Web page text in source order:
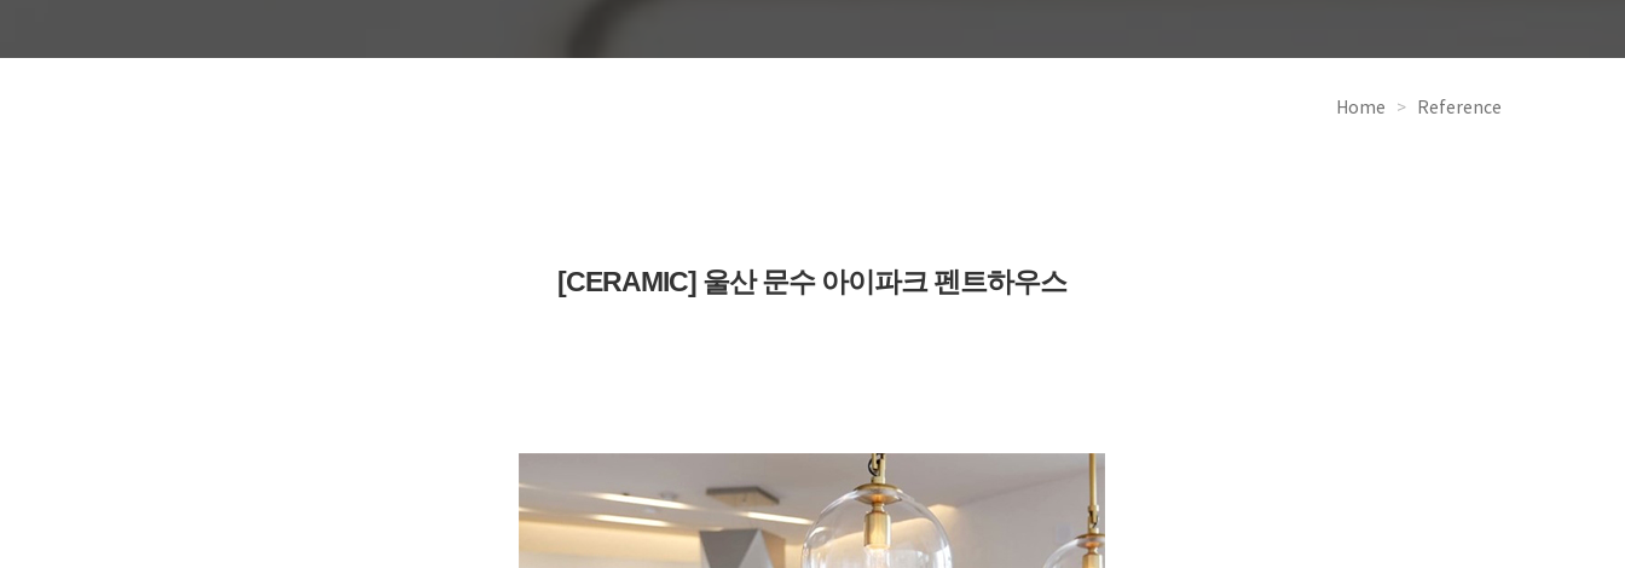
Home > Reference
[CERAMIC] 울산 문수 아이파크 펜트하우스